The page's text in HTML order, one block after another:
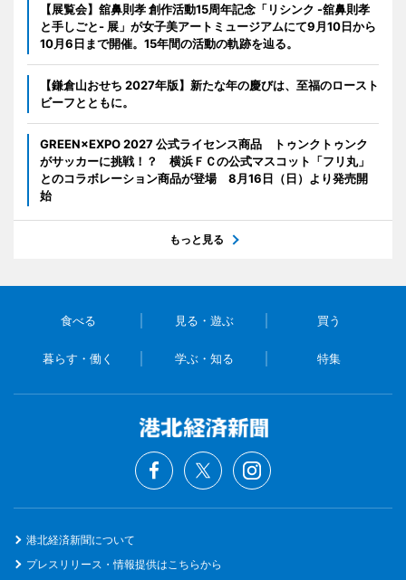
【展覧会】舘鼻則孝 創作活動15周年記念「リシンク -舘鼻則孝
と手しごと- 展」が女子美アートミュージアムにて9月10日から
10月6日まで開催。15年間の活動の軌跡を辿る。
【鎌倉山おせち 2027年版】新たな年の慶びは、至福のロースト
ビーフとともに。
GREEN×EXPO 2027 公式ライセンス商品 トゥンクトゥンク
がサッカーに挑戦！？ 横浜ＦＣの公式マスコット「フリ丸」
とのコラボレーション商品が登場 8月16日（日）より発売開
始
もっと見る
食べる 見る・遊ぶ 買う
暮らす・働く 学ぶ・知る 特集
港北経済新聞について
プレスリリース・情報提供はこちらから